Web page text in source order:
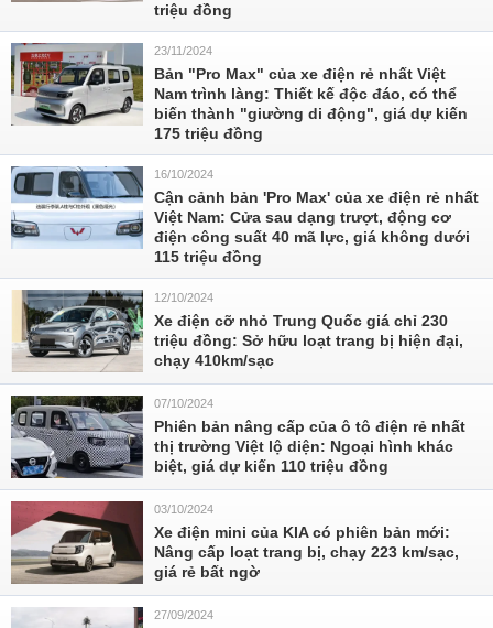
triệu đồng
23/11/2024
Bản "Pro Max" của xe điện rẻ nhất Việt
Nam trình làng: Thiết kế độc đáo, có thể
biến thành "giường di động", giá dự kiến
175 triệu đồng
16/10/2024
Cận cảnh bản 'Pro Max' của xe điện rẻ nhất
Việt Nam: Cửa sau dạng trượt, động cơ
điện công suất 40 mã lực, giá không dưới
115 triệu đồng
12/10/2024
Xe điện cỡ nhỏ Trung Quốc giá chỉ 230
triệu đồng: Sở hữu loạt trang bị hiện đại,
chạy 410km/sạc
07/10/2024
Phiên bản nâng cấp của ô tô điện rẻ nhất
thị trường Việt lộ diện: Ngoại hình khác
biệt, giá dự kiến 110 triệu đồng
03/10/2024
Xe điện mini của KIA có phiên bản mới:
Nâng cấp loạt trang bị, chạy 223 km/sạc,
giá rẻ bất ngờ
27/09/2024